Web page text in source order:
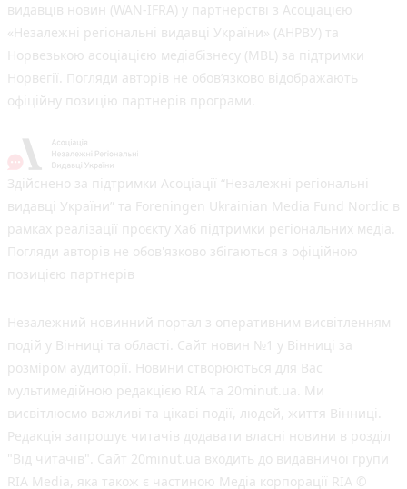
видавців новин (WAN-IFRA) у партнерстві з Асоціацією
«Незалежні регіональні видавці України» (АНРВУ) та
Норвезькою асоціацією медіабізнесу (MBL) за підтримки
Норвегії. Погляди авторів не обов’язково відображають
офіційну позицію партнерів програми.
Здійснено за підтримки Асоціації “Незалежні регіональні
видавці України” та Foreningen Ukrainian Media Fund Nordic в
рамках реалізації проєкту Хаб підтримки регіональних медіа.
Погляди авторів не обов'язково збігаються з офіційною
позицією партнерів
Незалежний новинний портал з оперативним висвітленням
подій у Вінниці та області. Сайт новин №1 у Вінниці за
розміром аудиторії. Новини створюються для Вас
мультимедійною редакцією RIA та 20minut.ua. Ми
висвітлюємо важливі та цікаві події, людей, життя Вінниці.
Редакція запрошує читачів додавати власні новини в розділ
"Від читачів". Сайт 20minut.ua входить до видавничої групи
RIA Media, яка також є частиною Медіа корпорації RIA ©